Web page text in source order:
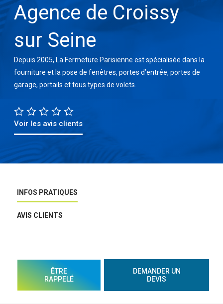
Agence de Croissy
sur Seine
Depuis 2005, La Fermeture Parisienne est spécialisée dans la
fourniture et la pose de fenêtres, portes d’entrée, portes de
garage, portails et tous types de volets.
Voir les avis clients
INFOS PRATIQUES
AVIS CLIENTS
ÊTRE
RAPPELÉ
DEMANDER UN
DEVIS